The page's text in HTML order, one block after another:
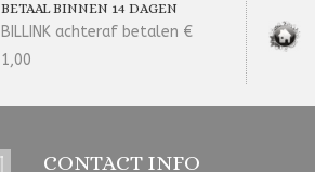
BETAAL BINNEN 14 DAGEN
BILLINK achteraf betalen €
1,00
CONTACT INFO